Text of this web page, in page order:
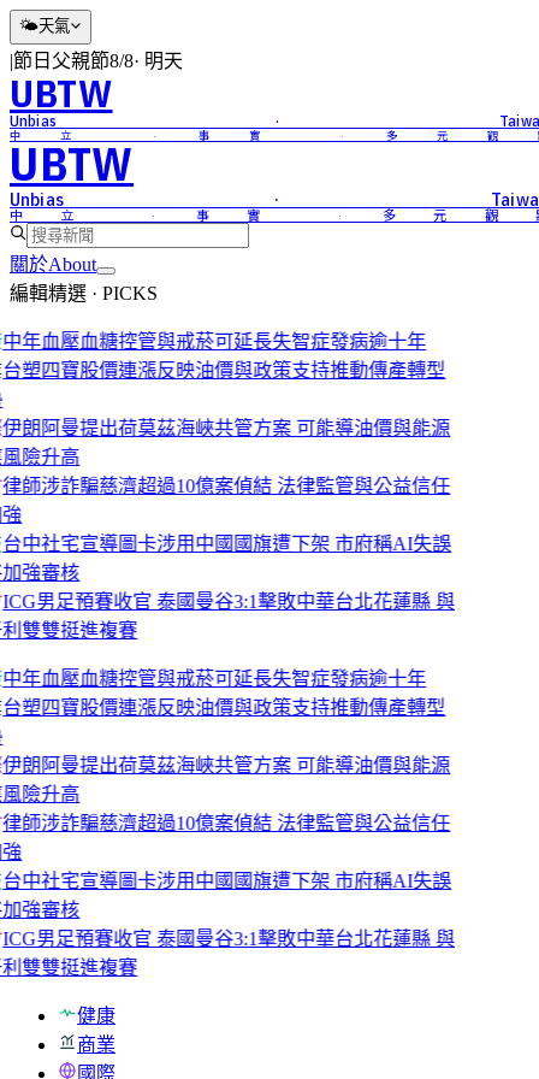
🌤天氣
|節日 父親節8/8· 明天
UBTW
Unbias ·
中立 · 事實 · 多元觀
UBTW
Unbias ·
中立 · 事實 · 多元觀
關於About
編輯精選 · PICKS
中年血壓血糖控管與戒菸可延長失智症發病逾十年
台塑四寶股價連漲反映油價與政策支持推動傳產轉型
伊朗阿曼提出荷莫茲海峽共管方案 可能導油價與能源
險升高
律師涉詐騙慈濟超過10億案偵結 法律監管與公益信任
台中社宅宣導圖卡涉用中國國旗遭下架 市府稱AI失誤
強審核
ICG男足預賽收官 泰國曼谷3:1擊敗中華台北花蓮縣 與
雙雙挺進複賽
中年血壓血糖控管與戒菸可延長失智症發病逾十年
台塑四寶股價連漲反映油價與政策支持推動傳產轉型
伊朗阿曼提出荷莫茲海峽共管方案 可能導油價與能源
險升高
律師涉詐騙慈濟超過10億案偵結 法律監管與公益信任
台中社宅宣導圖卡涉用中國國旗遭下架 市府稱AI失誤
強審核
ICG男足預賽收官 泰國曼谷3:1擊敗中華台北花蓮縣 與
雙雙挺進複賽
健康
商業
國際